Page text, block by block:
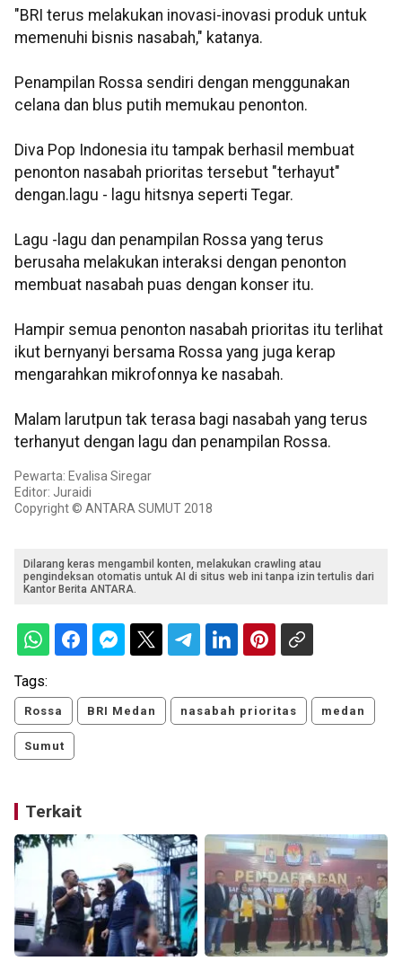
"BRI terus melakukan inovasi-inovasi produk untuk
memenuhi bisnis nasabah," katanya.
Penampilan Rossa sendiri dengan menggunakan
celana dan blus putih memukau penonton.
Diva Pop Indonesia itu tampak berhasil membuat
penonton nasabah prioritas tersebut "terhayut"
dengan.lagu - lagu hitsnya seperti Tegar.
Lagu -lagu dan penampilan Rossa yang terus
berusaha melakukan interaksi dengan penonton
membuat nasabah puas dengan konser itu.
Hampir semua penonton nasabah prioritas itu terlihat
ikut bernyanyi bersama Rossa yang juga kerap
mengarahkan mikrofonnya ke nasabah.
Malam larutpun tak terasa bagi nasabah yang terus
terhanyut dengan lagu dan penampilan Rossa.
Pewarta: Evalisa Siregar
Editor: Juraidi
Copyright © ANTARA SUMUT 2018
Dilarang keras mengambil konten, melakukan crawling atau
pengindeksan otomatis untuk AI di situs web ini tanpa izin tertulis dari
Kantor Berita ANTARA.
Tags:
Rossa BRI Medan nasabah prioritas medan
Sumut
Terkait